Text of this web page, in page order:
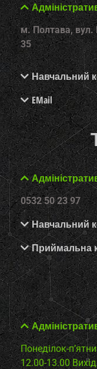
м. Полтава, вул.
35
Навчальний
EMail
0532 50 23 97
Навчальний
Приймальна
Понеділок-
12.00-13.00